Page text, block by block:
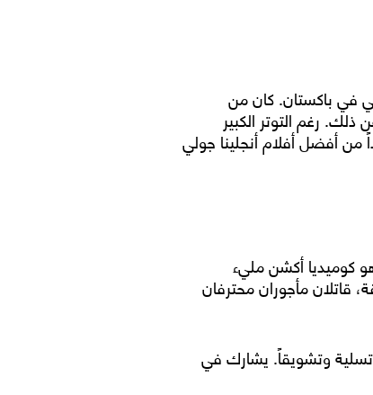
في باكستان. كان من
رغم التوتر الكبير
من أفضل أفلام أنجلينا جولي
كوميديا أكشن مليء
قاتلان مأجوران محترفان
تسلية وتشويقاً. يشارك في